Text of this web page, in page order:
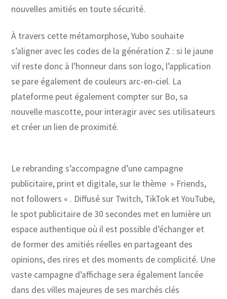
nouvelles amitiés en toute sécurité.
À travers cette métamorphose, Yubo souhaite
s’aligner avec les codes de la génération Z : si le jaune
vif reste donc à l’honneur dans son logo, l’application
se pare également de couleurs arc-en-ciel. La
plateforme peut également compter sur Bo, sa
nouvelle mascotte, pour interagir avec ses utilisateurs
et créer un lien de proximité.
Le rebranding s’accompagne d’une campagne
publicitaire, print et digitale, sur le thème » Friends,
not followers « . Diffusé sur Twitch, TikTok et YouTube,
le spot publicitaire de 30 secondes met en lumière un
espace authentique où il est possible d’échanger et
de former des amitiés réelles en partageant des
opinions, des rires et des moments de complicité. Une
vaste campagne d’affichage sera également lancée
dans des villes majeures de ses marchés clés